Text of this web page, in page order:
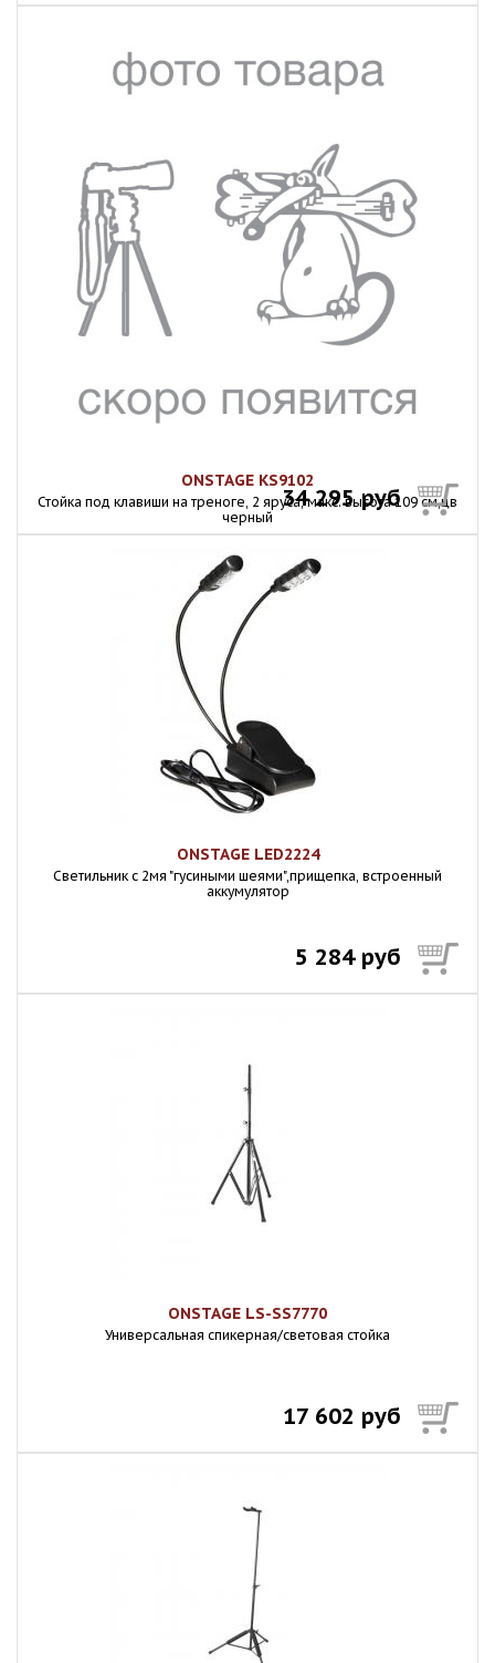
ONSTAGE KS9102
Стойка под клавиши на треноге, 2 яруса, макс. высота 109 см,цв
черный
34 295 руб
ONSTAGE LED2224
Светильник с 2мя "гусиными шеями",прищепка, встроенный
аккумулятор
5 284 руб
ONSTAGE LS-SS7770
Универсальная спикерная/световая стойка
17 602 руб